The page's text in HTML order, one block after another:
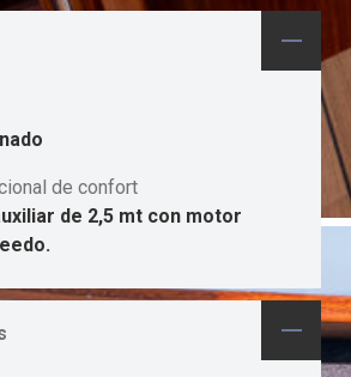
de confort
de 2,5 mt con motor